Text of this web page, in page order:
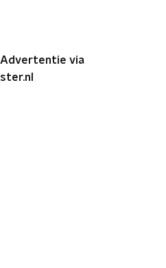
Advertentie via
ster.nl